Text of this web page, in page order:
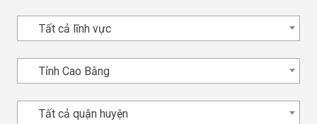
Tất cả lĩnh vực
Tỉnh Cao Bằng
Tất cả quận huyện